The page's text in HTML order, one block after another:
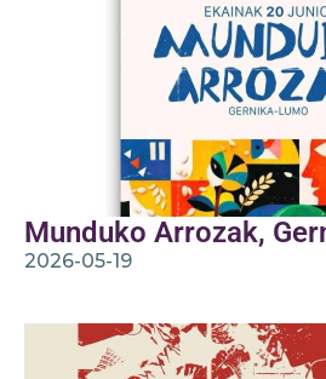
Munduko Arrozak,
2026-05-19